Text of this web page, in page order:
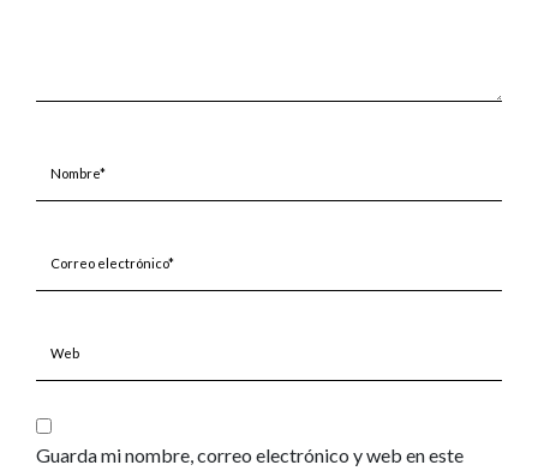
electrónico*
Guarda mi nombre, correo electrónico y web en este